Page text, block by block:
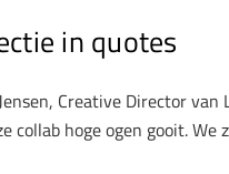
in quotes
Creative Director van
collab hoge ogen gooit. We